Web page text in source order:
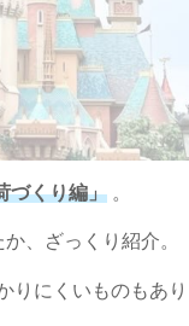
づくり編」 。
、ざっくり紹介。
りにくいものもあ